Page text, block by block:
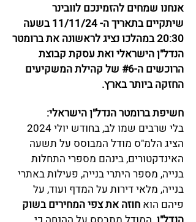
אנחנו שמחים להזמינכם לוובינר
שיתקיים בתאריך ה- 11/11/24 בשעה
20:30 במהלכו נציג לראשונה את ברומטר
הנדל"ן הישראלי ואת עסקת קבוצת
הרוכשים ה-#6 של קהילת המשקיעים
החזקה ביותר בארץ.
חשיפת ברומטר הנדל"ן הישראלי:
בלי שרבים שמו לב, בחודש יולי 2024
הציג הלמ"ס מודל המבוסס על תשעה
האינדקטורים, בינהם מספרי התחלות
בנייה, מספר היתרי בנייה, פעילות באתרי
בנייה, מלאי דירות על המדף ועוד, על
פיהם הוא חוזה את צפי המחירים בשוק